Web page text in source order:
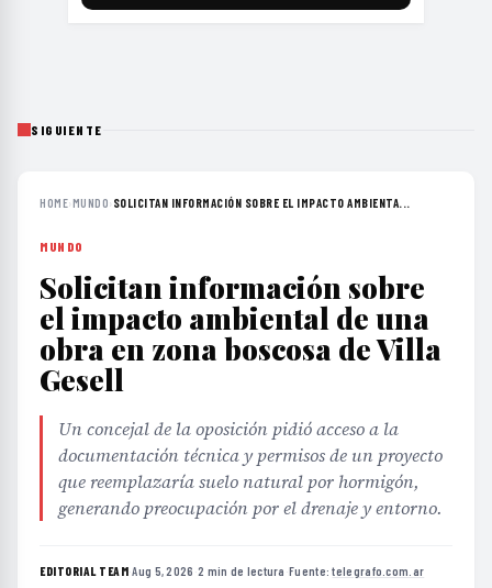
SIGUIENTE
HOME›MUNDO› SOLICITAN INFORMACIÓN SOBRE EL IMPACTO AMBIENTA...
MUNDO
Solicitan información sobre
el impacto ambiental de una
obra en zona boscosa de Villa
Gesell
Un concejal de la oposición pidió acceso a la
documentación técnica y permisos de un proyecto
que reemplazaría suelo natural por hormigón,
generando preocupación por el drenaje y entorno.
EDITORIAL TEAM·Aug 5, 2026 ·2 min de lectura ·Fuente:telegrafo.com.ar